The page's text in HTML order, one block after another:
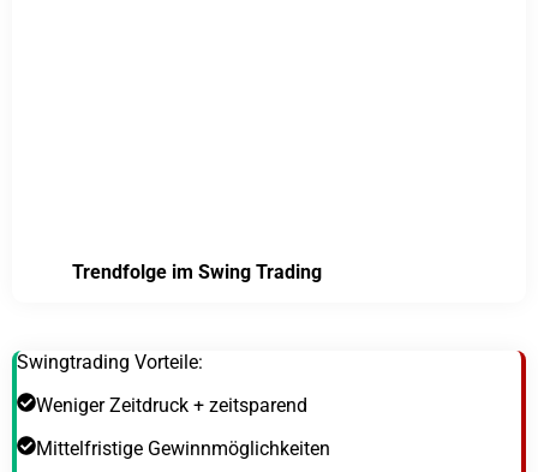
Trendfolge im Swing Trading
Swingtrading Vorteile:
Weniger Zeitdruck + zeitsparend
Mittelfristige Gewinnmöglichkeiten